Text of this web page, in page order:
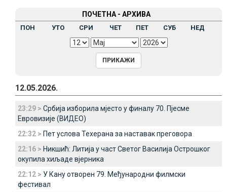
ПОЧЕТНА - АРХИВА
ПОН УТО СРИ ЧЕТ ПЕТ СУБ НЕД
12.05.2026.
23:29 > Србија изборила мjесто у финалу 70. Пjесме
Евровизије (ВИДЕО)
22:32 > Пет услова Техерана за наставак преговора
22:16 > Никшић: Литија у част Светог Василија Острошког
окупила хиљаде вјерника
22:12 > У Кану отворен 79. Међународни филмски
фестивал